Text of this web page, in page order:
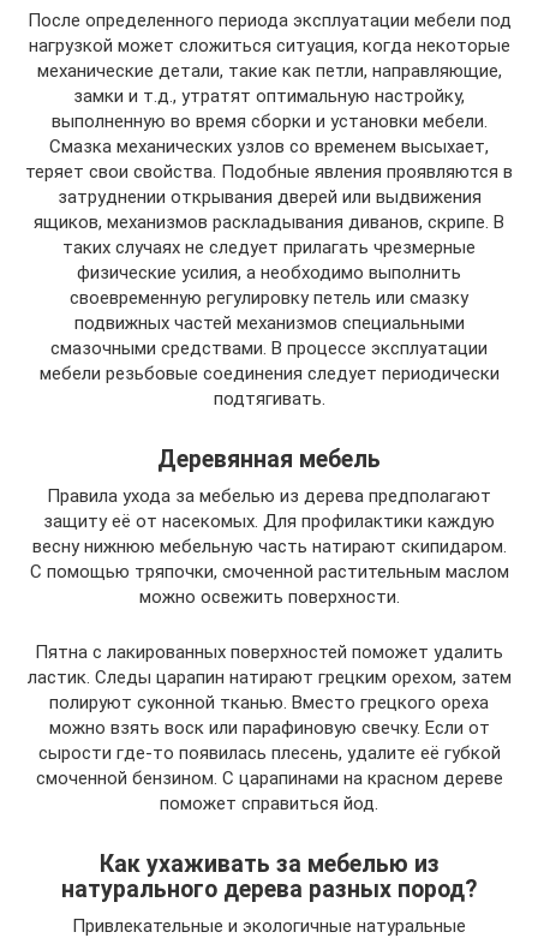
После определенного периода эксплуатации мебели под
нагрузкой может сложиться ситуация, когда некоторые
механические детали, такие как петли, направляющие,
замки и т.д., утратят оптимальную настройку,
выполненную во время сборки и установки мебели.
Смазка механических узлов со временем высыхает,
теряет свои свойства. Подобные явления проявляются в
затруднении открывания дверей или выдвижения
ящиков, механизмов раскладывания диванов, скрипе. В
таких случаях не следует прилагать чрезмерные
физические усилия, а необходимо выполнить
своевременную регулировку петель или смазку
подвижных частей механизмов специальными
смазочными средствами. В процессе эксплуатации
мебели резьбовые соединения следует периодически
подтягивать.
Деревянная мебель
Правила ухода за мебелью из дерева предполагают
защиту её от насекомых. Для профилактики каждую
весну нижнюю мебельную часть натирают скипидаром.
С помощью тряпочки, смоченной растительным маслом
можно освежить поверхности.
Пятна с лакированных поверхностей поможет удалить
ластик. Следы царапин натирают грецким орехом, затем
полируют суконной тканью. Вместо грецкого ореха
можно взять воск или парафиновую свечку. Если от
сырости где-то появилась плесень, удалите её губкой
смоченной бензином. С царапинами на красном дереве
поможет справиться йод.
Как ухаживать за мебелью из
натурального дерева разных пород?
Привлекательные и экологичные натуральные